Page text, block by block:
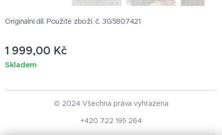
Originální díl. Použité zboží. č. 3G5807421
1 999,00 Kč
Skladem
© 2024 Všechna práva vyhrazena
+420 722 195 264